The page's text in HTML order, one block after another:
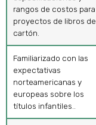
rangos de costos para
proyectos de libros de
cartón.
Familiarizado con las
expectativas
norteamericanas y
europeas sobre los
títulos infantiles..